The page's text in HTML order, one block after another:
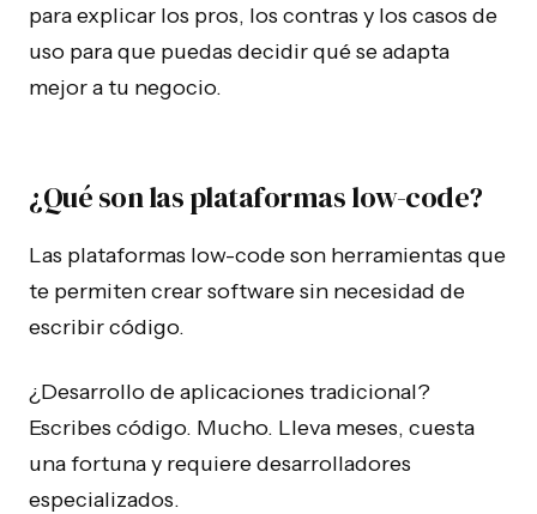
para explicar los pros, los contras y los casos de
uso para que puedas decidir qué se adapta
mejor a tu negocio.
¿Qué son las plataformas low-code?
Las plataformas low-code son herramientas que
te permiten crear software sin necesidad de
escribir código.
¿Desarrollo de aplicaciones tradicional?
Escribes código. Mucho. Lleva meses, cuesta
una fortuna y requiere desarrolladores
especializados.